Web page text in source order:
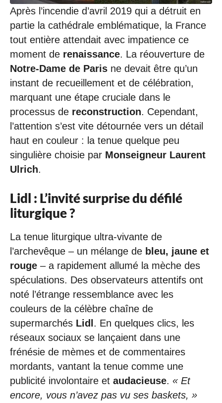
Après l’incendie d’avril 2019 qui a détruit en
partie la cathédrale emblématique, la France
tout entière attendait avec impatience ce
moment de renaissance. La réouverture de
Notre-Dame de Paris ne devait être qu’un
instant de recueillement et de célébration,
marquant une étape cruciale dans le
processus de reconstruction. Cependant,
l’attention s’est vite détournée vers un détail
haut en couleur : la tenue quelque peu
singulière choisie par Monseigneur Laurent
Ulrich.
Lidl : L’invité surprise du défilé
liturgique ?
La tenue liturgique ultra-vivante de
l’archevêque – un mélange de bleu, jaune et
rouge – a rapidement allumé la mèche des
spéculations. Des observateurs attentifs ont
noté l’étrange ressemblance avec les
couleurs de la célèbre chaîne de
supermarchés Lidl . En quelques clics, les
réseaux sociaux se lançaient dans une
frénésie de mèmes et de commentaires
mordants, vantant la tenue comme une
publicité involontaire et audacieuse. « Et
encore, vous n’avez pas vu ses baskets, »